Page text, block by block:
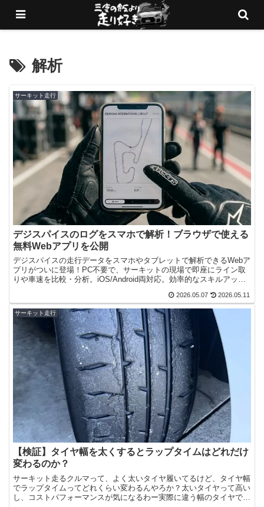
愛車でサーキットを走りまくるブログ
解析
サーキット走行
デジスパイスのログをスマホで解析！ブラウザで使える
無料Webアプリを公開
デジスパイスの走行データをスマホやタブレットで解析できるWebア
プリがついに登場！PC不要で、サーキットの現場で即座にライン取
りや車速を比較・分析。iOS/Android両対応。効率的なスキルアップ
2026.05.07 2026.05.11
サーキット走行
【検証】タイヤ幅を太くするとラップタイムはどれだけ
変わるのか？
サーキット走るクルマって、よく太いタイヤ履いてるけど、タイヤ幅
でラップタイムってどれくらい変わるんやろか？太いタイヤって高い
し、コストパフォーマンスが気になるわー実際に違う幅のタイヤでタ